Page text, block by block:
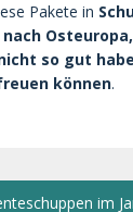
Pakete in
so gut
können.
im